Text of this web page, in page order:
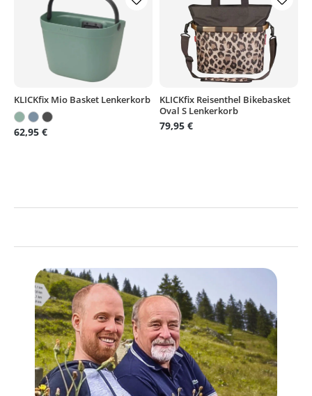
KLICKfix Mio Basket Lenkerkorb
62,95 €
KLICKfix Reisenthel Bikebasket
Oval S Lenkerkorb
79,95 €